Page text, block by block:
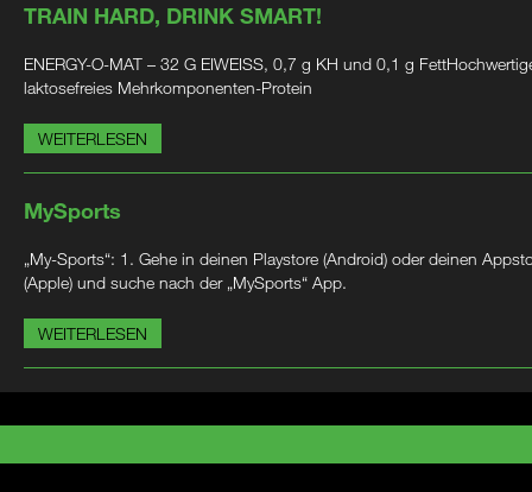
TRAIN HARD, DRINK SMART!
ENERGY-O-MAT – 32 G EIWEISS, 0,7 g KH und 0,1 g
laktosefreies Mehrkomponenten-Protein
WEITERLESEN
MySports
„My-Sports“: 1. Gehe in deinen Playstore (Android) oder deinen
(Apple) und suche nach der „MySports“ App.
WEITERLESEN